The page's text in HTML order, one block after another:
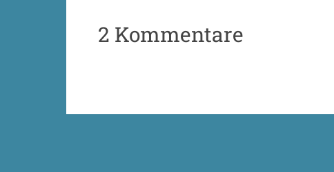
2 Kommentare